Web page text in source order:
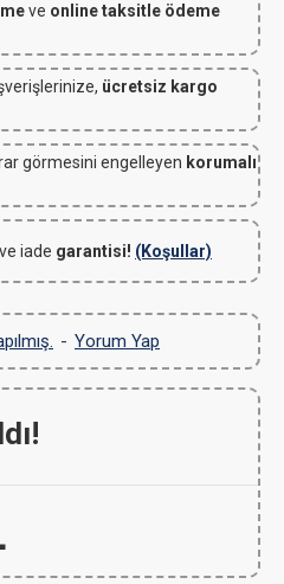
ve online taksitle ödeme
ücretsiz kargo
görmesini engelleyen korumalı
iade garantisi! (Koşullar)
- Yorum Yap